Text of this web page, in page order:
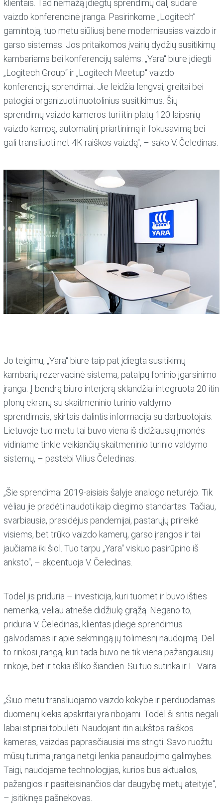
klientais. Tad nemažą įdiegtų sprendimų dalį sudarė
vaizdo konferencinė įranga. Pasirinkome „Logitech”
gamintoją, tuo metu siūliusį bene moderniausias vaizdo ir
garso sistemas. Jos pritaikomos įvairių dydžių susitikimų
kambariams bei konferencijų salėms. „Yara“ biure įdiegti
„Logitech Group“ ir „Logitech Meetup“ vaizdo
konferencijų sprendimai. Jie leidžia lengvai, greitai bei
patogiai organizuoti nuotolinius susitikimus. Šių
sprendimų vaizdo kameros turi itin platų 120 laipsnių
vaizdo kampą, automatinį priartinimą ir fokusavimą bei
gali transliuoti net 4K raiškos vaizdą“, – sako V. Čeledinas.
Jo teigimu, „Yara“ biure taip pat įdiegta susitikimų
kambarių rezervacinė sistema, patalpų foninio įgarsinimo
įranga. Į bendrą biuro interjerą sklandžiai integruota 20 itin
plonų ekranų su skaitmeninio turinio valdymo
sprendimais, skirtais dalintis informacija su darbuotojais.
Lietuvoje tuo metu tai buvo viena iš didžiausių įmonės
vidiniame tinkle veikiančių skaitmeninio turinio valdymo
sistemų, – pastebi Vilius Čeledinas.
„Šie sprendimai 2019-aisiais šalyje analogo neturėjo. Tik
vėliau jie pradėti naudoti kaip diegimo standartas. Tačiau,
svarbiausia, prasidėjus pandemijai, pastarųjų prireikė
visiems, bet trūko vaizdo kamerų, garso įrangos ir tai
jaučiama iki šiol. Tuo tarpu „Yara“ viskuo pasirūpino iš
anksto“, – akcentuoja V. Čeledinas.
Todėl jis priduria – investicija, kuri tuomet ir buvo išties
nemenka, vėliau atnešė didžiulę grąžą. Negano to,
priduria V. Čeledinas, klientas įdiegė sprendimus
galvodamas ir apie sėkmingą jų tolimesnį naudojimą. Dėl
to rinkosi įrangą, kuri tada buvo ne tik viena pažangiausių
rinkoje, bet ir tokia išliko šiandien. Su tuo sutinka ir L. Vaira.
„Šiuo metu transliuojamo vaizdo kokybė ir perduodamas
duomenų kiekis apskritai yra ribojami. Todėl ši sritis negali
labai stipriai tobulėti. Naudojant itin aukštos raiškos
kameras, vaizdas paprasčiausiai ims strigti. Savo ruožtu
mūsų turima įranga netgi lenkia panaudojimo galimybes.
Taigi, naudojame technologijas, kurios bus aktualios,
pažangios ir pasiteisinančios dar daugybę metų ateityje“,
– įsitikinęs pašnekovas.